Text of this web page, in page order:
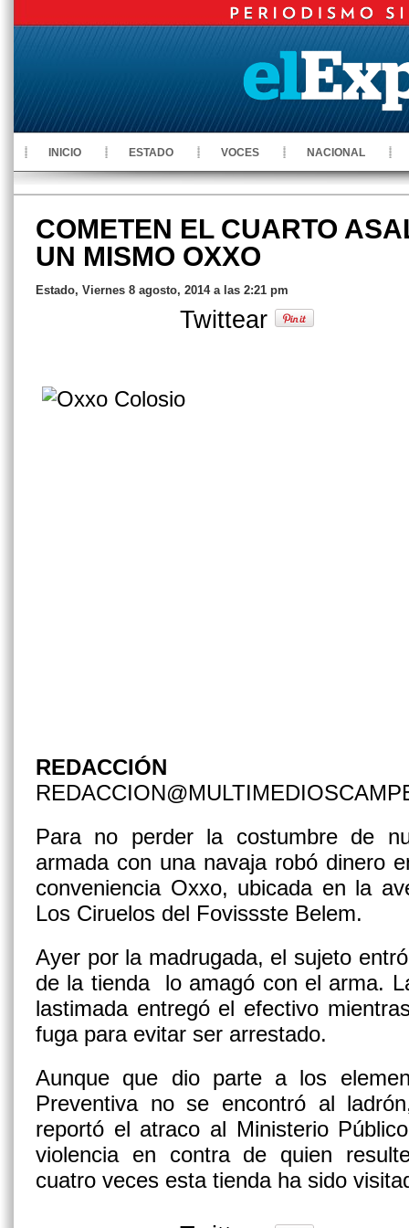
INICIO ESTADO VOCES NACIONAL
COMETEN EL CUARTO
UN MISMO OXXO
Estado, Viernes 8 agosto, 2014 a las 2:21 pm
Twittear
REDACCIÓN
Para no perder la costumbre de
armada con una navaja robó dinero
conveniencia Oxxo, ubicada en la
Los Ciruelos del Fovissste Belem.
Ayer por la madrugada, el sujeto
de la tienda lo amagó con el arma.
lastimada entregó el efectivo
fuga para evitar ser arrestado.
Aunque que dio parte a los
Preventiva no se encontró al
reportó el atraco al Ministerio
violencia en contra de quien
cuatro veces esta tienda ha sido